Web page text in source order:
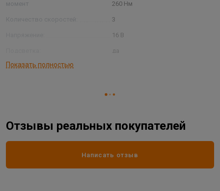
момент
260 Нм
3
16 В
да
Страна производитель
Показать полностью
Отзывы реальных покупателей
Написать отзыв